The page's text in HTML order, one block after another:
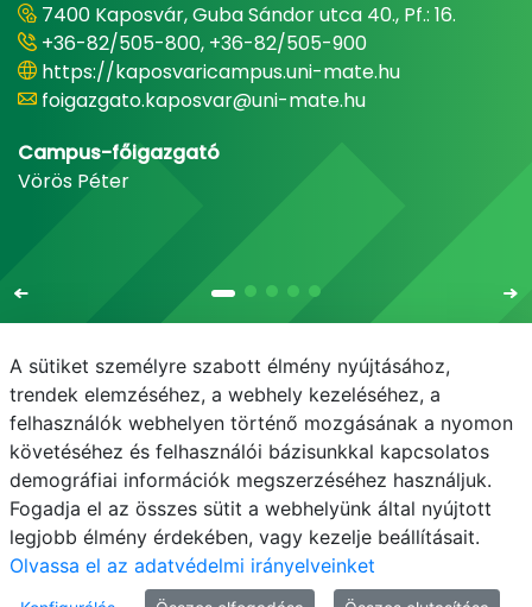
7400 Kaposvár, Guba Sándor utca 40., Pf.: 16.
+36-82/505-800, +36-82/505-900
https://kaposvaricampus.uni-mate.hu
foigazgato.kaposvar@uni-mate.hu
Campus-főigazgató
Vörös Péter
E-mail Telefonkönyv NEPTUN
E-learning
Adatvédelem
A sütiket személyre szabott élmény nyújtásához,
trendek elemzéséhez, a webhely kezeléséhez, a
felhasználók webhelyen történő mozgásának a nyomon
követéséhez és felhasználói bázisunkkal kapcsolatos
demográfiai információk megszerzéséhez használjuk.
Fogadja el az összes sütit a webhelyünk által nyújtott
legjobb élmény érdekében, vagy kezelje beállításait.
Olvassa el az adatvédelmi irányelveinket